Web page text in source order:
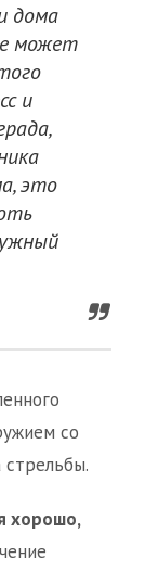
дома
может
и
это
со
хорошо,